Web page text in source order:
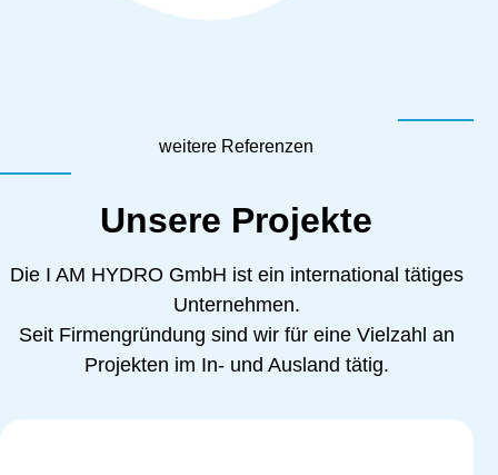
weitere Referenzen
Unsere Projekte
Die I AM HYDRO GmbH ist ein international tätiges
Unternehmen.
Seit Firmengründung sind wir für eine Vielzahl an
Projekten im In- und Ausland tätig.